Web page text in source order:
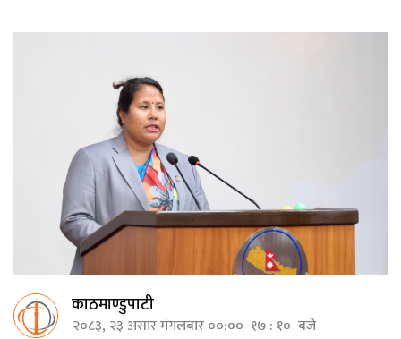
काठमाण्डुपाटी
२०८३, २३ असार मंगलबार ००:०० १७ : १० बजे